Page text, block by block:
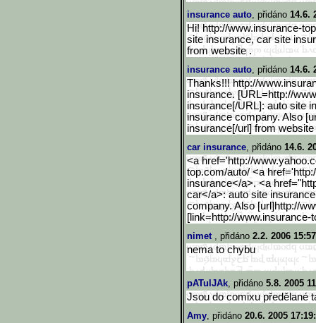
insurance auto, přidáno 14.6.
Hi! http://www.insurance-
site insurance, car site
from website .
insurance auto, přidáno 14.6.
Thanks!!! http://
insurance. [URL=http://
insurance[/URL]: auto site
insurance company. Also
insurance[/url] from website
car insurance, přidáno 14.6.
<a href='http://
top.com/auto/ <a
insurance</a>. <a
car</a>: auto site
company. Also [url]http://
[link=http://www.insurance-
nimet , přidáno 2.2. 2006
nema to chybu
pATulJAk, přidáno 5.8. 2005
Jsou do comixu předělané
Amy, přidáno 20.6. 2005